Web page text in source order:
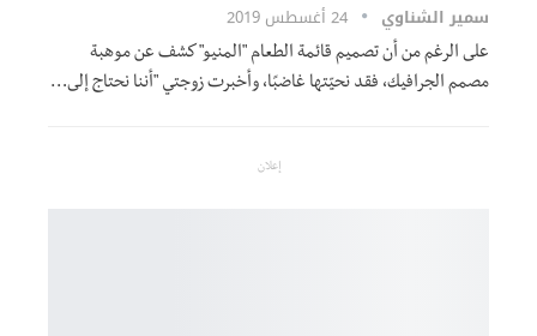
سمير الشناوي 24 أغسطس 2019
على الرغم من أن تصميم قائمة الطعام "المنيو" كشف عن موهبة
مصمم الجرافيك، فقد نحيّتها غاضبًا، وأخبرت زوجتي "أننا نحتاج إلى…
إعلان